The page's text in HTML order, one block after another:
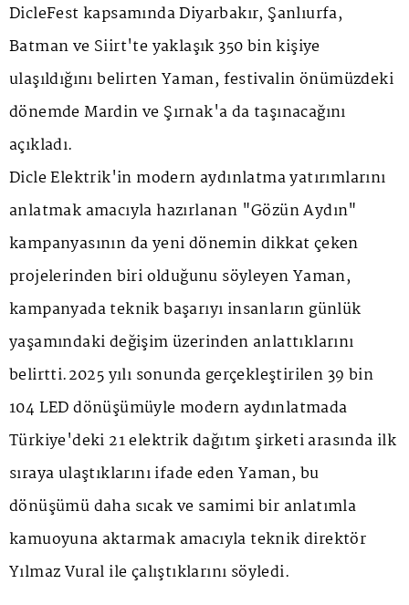
DicleFest kapsamında Diyarbakır, Şanlıurfa,
Batman ve Siirt'te yaklaşık 350 bin kişiye
ulaşıldığını belirten Yaman, festivalin önümüzdeki
dönemde Mardin ve Şırnak'a da taşınacağını
açıkladı.
Dicle Elektrik'in modern aydınlatma yatırımlarını
anlatmak amacıyla hazırlanan "Gözün Aydın"
kampanyasının da yeni dönemin dikkat çeken
projelerinden biri olduğunu söyleyen Yaman,
kampanyada teknik başarıyı insanların günlük
yaşamındaki değişim üzerinden anlattıklarını
belirtti.2025 yılı sonunda gerçekleştirilen 39 bin
104 LED dönüşümüyle modern aydınlatmada
Türkiye'deki 21 elektrik dağıtım şirketi arasında ilk
sıraya ulaştıklarını ifade eden Yaman, bu
dönüşümü daha sıcak ve samimi bir anlatımla
kamuoyuna aktarmak amacıyla teknik direktör
Yılmaz Vural ile çalıştıklarını söyledi.